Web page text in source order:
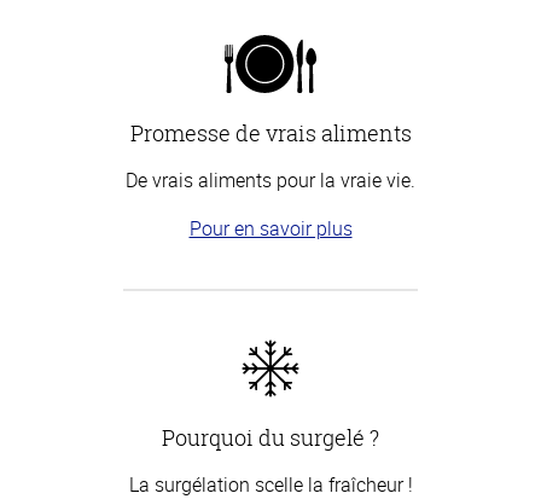
Promesse de vrais aliments
De vrais aliments pour la vraie vie.
Pour en savoir plus
Pourquoi du surgelé ?
La surgélation scelle la fraîcheur !